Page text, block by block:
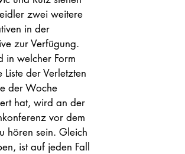
zwei weitere
in der
zur Verfügung.
in welcher Form
Liste der Verletzten
der Woche
hat, wird an der
vor dem
hören sein. Gleich
ist auf jeden Fall